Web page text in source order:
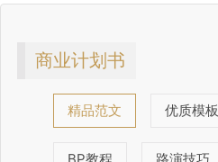
商业计划书
精品范文 优质模板